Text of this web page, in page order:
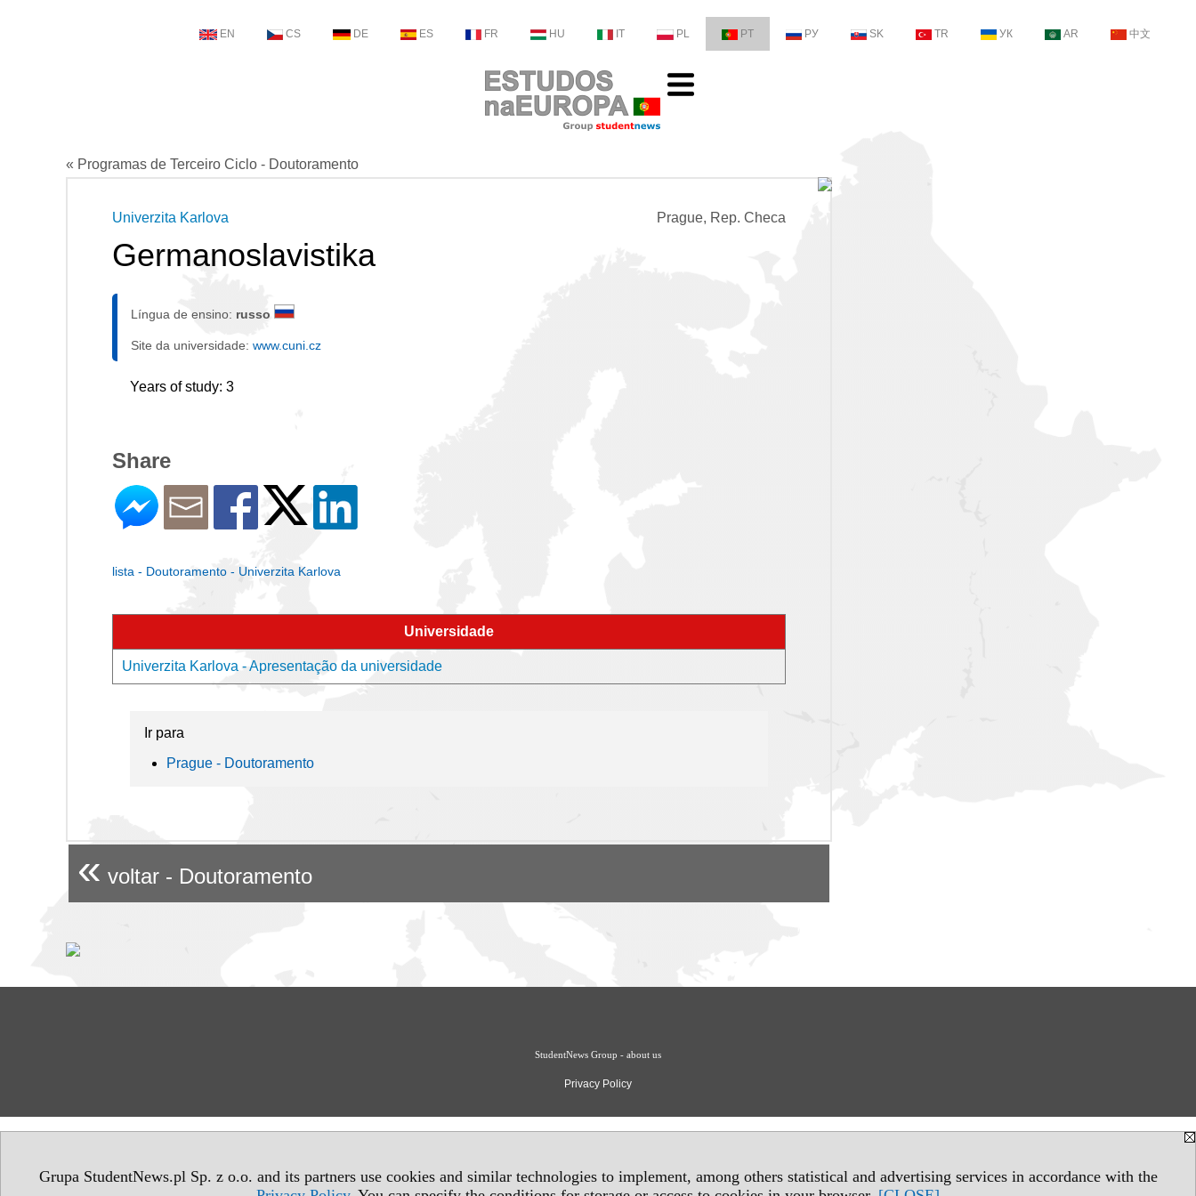
Grupa StudentNews.pl Sp. z o.o. and its partners use cookies and similar technologies to implement, among others statistical and advertising services in accordance with the
EN CS DE ES FR HU IT PL PT РУ SK TR УК AR 中文
« Programas de Terceiro Ciclo - Doutoramento
Prague, Rep. Checa
Univerzita Karlova
Germanoslavistika
Língua de ensino: russo
Site da universidade: www.cuni.cz
Years of study: 3
Share
lista - Doutoramento - Univerzita Karlova
Universidade
Univerzita Karlova - Apresentação da universidade
Ir para
Prague - Doutoramento
« voltar - Doutoramento
StudentNews Group - about us
Privacy Policy